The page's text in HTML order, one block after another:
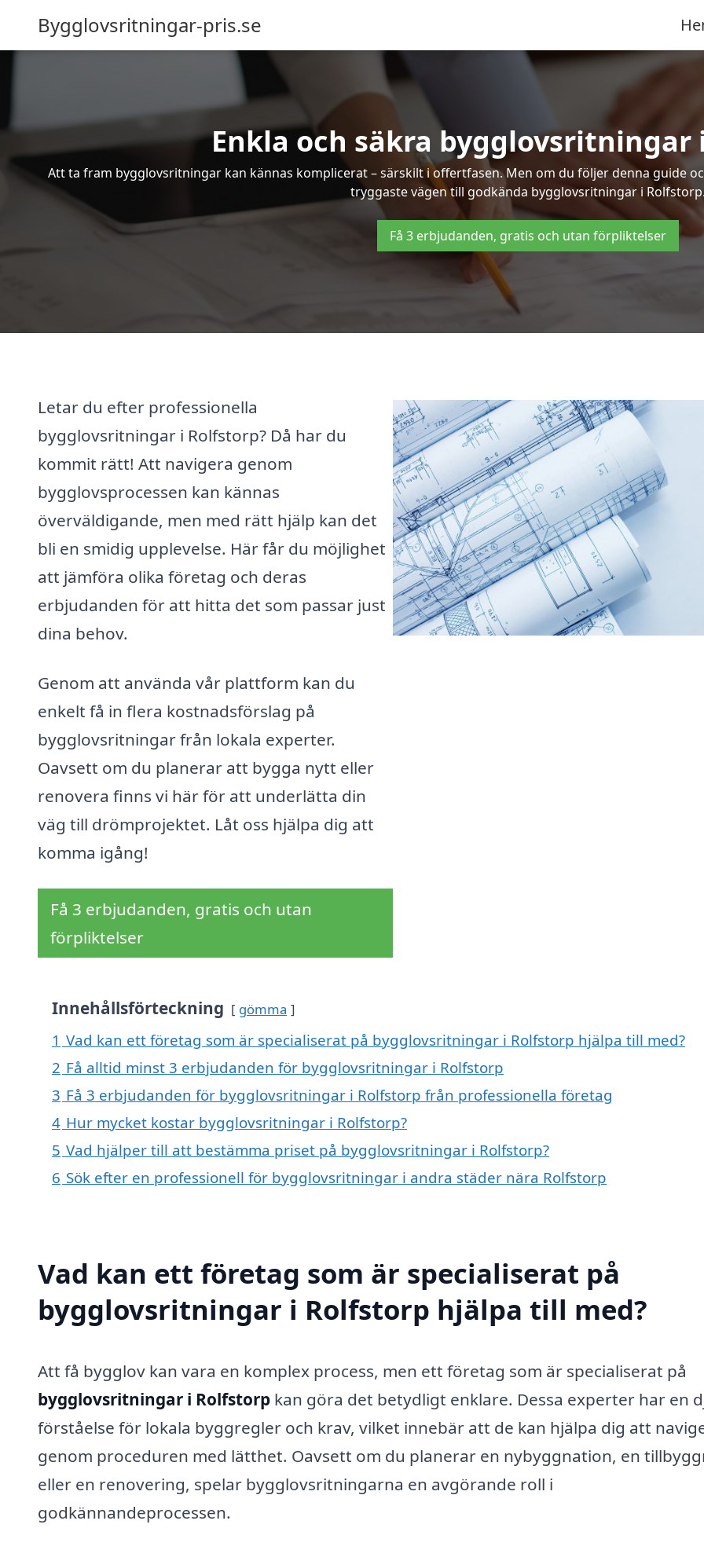
Bygglovsritningar-pris.se
Enkla och säkra bygglovsritningar
Att ta fram bygglovsritningar kan kännas komplicerat – särskilt i offertfasen. Men om du följer denna guide
tryggaste vägen till godkända bygglovsritningar i
Få 3 erbjudanden, gratis och utan förpliktelser
Letar du efter professionella
bygglovsritningar i Rolfstorp? Då har du
kommit rätt! Att navigera genom
bygglovsprocessen kan kännas
överväldigande, men med rätt hjälp kan det
bli en smidig upplevelse. Här får du möjlighet
att jämföra olika företag och deras
erbjudanden för att hitta det som passar just
dina behov.
Genom att använda vår plattform kan du
enkelt få in flera kostnadsförslag på
bygglovsritningar från lokala experter.
Oavsett om du planerar att bygga nytt eller
renovera finns vi här för att underlätta din
väg till drömprojektet. Låt oss hjälpa dig att
komma igång!
Få 3 erbjudanden, gratis och utan
förpliktelser
Innehållsförteckning gömma
1 Vad kan ett företag som är specialiserat på bygglovsritningar i Rolfstorp hjälpa till med?
2 Få alltid minst 3 erbjudanden för bygglovsritningar i Rolfstorp
3 Få 3 erbjudanden för bygglovsritningar i Rolfstorp från professionella företag
4 Hur mycket kostar bygglovsritningar i Rolfstorp?
5 Vad hjälper till att bestämma priset på bygglovsritningar i Rolfstorp?
6 Sök efter en professionell för bygglovsritningar i andra städer nära Rolfstorp
Vad kan ett företag som är specialiserat på
bygglovsritningar i Rolfstorp hjälpa till med?
Att få bygglov kan vara en komplex process, men ett företag som är specialiserat på
bygglovsritningar i Rolfstorp kan göra det betydligt enklare. Dessa experter har en
förståelse för lokala byggregler och krav, vilket innebär att de kan hjälpa dig att
genom proceduren med lätthet. Oavsett om du planerar en nybyggnation, en
eller en renovering, spelar bygglovsritningarna en avgörande roll i
godkännandeprocessen.